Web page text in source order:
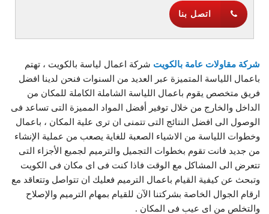
اتصل بنا
شركة مقاولات عامة بالكويت شركة اعمال لياسة بالكويت ، تهتم
باعمال اللياسة المتميزة عبر العديد من السنوات فنحن لدينا افضل
فريق متخصص يقوم باعمال اللياسة الشاملة الكاملة للمكان من
الداخل والخارج من خلال توفير أفضل المواد المميزة التى تساعد فى
الوصول الى افضل النتائج التى تتمنى ان ترى علية المكان ، باعمال
وخطوات اللياسة من الاشياء الصعبة للغاية يصعب من عملية الإنشاء
من جديد فانت تقوم بخطوات التجميل والترميم لجميع الأجزاء التى
تتعرض الى المشاكل مع الوقت فاذا كنت فى اى مكان فى الكويت
وتبحث عن كيفية القيام باعمال الترميم فعليك ان تتواصل وتتعاقد مع
ارقام الجوال الخاصة بشركتنا الآن للقيام بمهام الترميم والإصلاح
والتخلص من اى عيب فى المكان .